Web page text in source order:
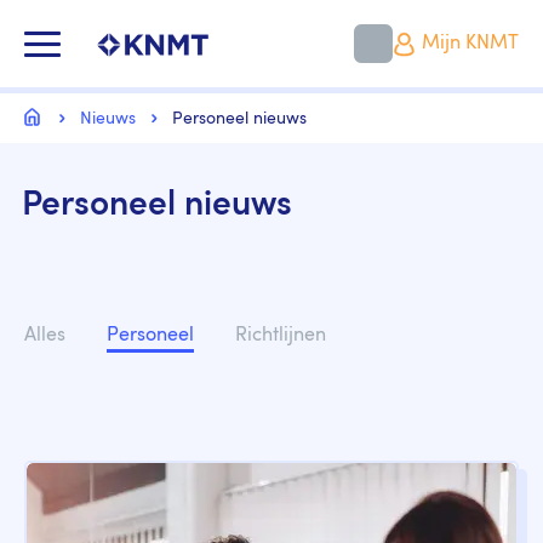
naar
inhoud
gaan
Mijn KNMT
Kruimelpad
HomeNieuws Personeel nieuws
Personeel nieuws
Nieuwscategorieën
Alles Personeel Richtlijnen